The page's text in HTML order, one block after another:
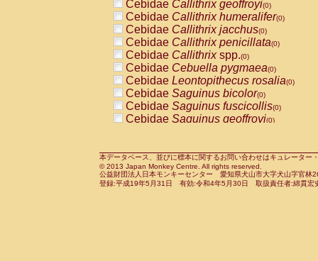
PitheciidaeCallicebusspp.(0)
PitheciidaeChiropotes satanas(0)
PitheciidaePithecia monachus
PitheciidaePithecia pithecia(0)
CercopithecidaeCercocebus agilis
CercopithecidaeCercocebus
CercopithecidaeCercocebus
CercopithecidaeCercocebus
CercopithecidaeCercocebus
CercopithecidaeCercocebushybrid
CercopithecidaePapio anubis(0)
CercopithecidaePapio cynocephalus
CercopithecidaePapio hamadryas(0)
Cebidae Callithrix geoffroyi(0)
Cebidae Callithrix humeralifer(0)
Cebidae Callithrix jacchus(0)
Cebidae Callithrix penicillata(0)
Cebidae Callithrixspp.(0)
Cebidae Cebuella pygmaea(0)
Cebidae Leontopithecus rosalia(0)
Cebidae Saguinus bicolor(0)
Cebidae Saguinus fuscicollis(0)
Cebidae Saguinus geoffroyi(0)
CebidaeSaguinus leucopus(0)
CebidaeSaguinus midas(0)
Cebidae Saguinus mystax(0)
本データベース、並びに標本に関するお問い合わせはキュレータ
© 2013 Japan Monkey Centre. All rights reserved.
公益財団法人日本モンキーセンター 愛知県犬山市大字犬山字官
登録:平成19年5月31日 有効:令和4年5月30日 取扱責任者:綿貫宏